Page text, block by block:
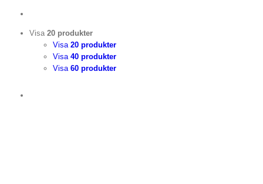
Visa 20 produkter
Visa 20 produkter
Visa 40 produkter
Visa 60 produkter